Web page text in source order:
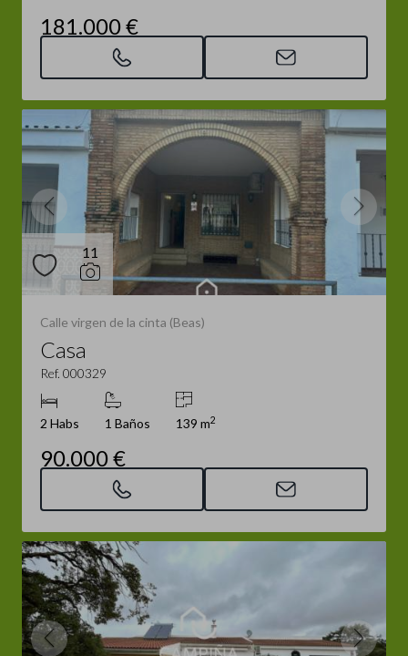
181.000 €
11
Calle virgen de la cinta (Beas)
Casa
Ref. 000329
2 Habs 1 Baños 139 m2
90.000 €